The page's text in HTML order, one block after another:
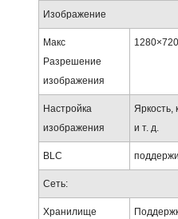
Изображение
Макс
Разрешение
изображения
1280×720
Настройка
изображения
Яркость,
и т. д.
BLC
Сеть:
Хранилище